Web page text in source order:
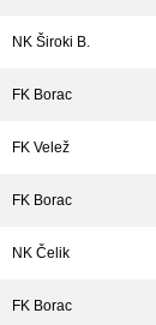
NK Široki B.
FK Borac
FK Velež
FK Borac
NK Čelik
FK Borac